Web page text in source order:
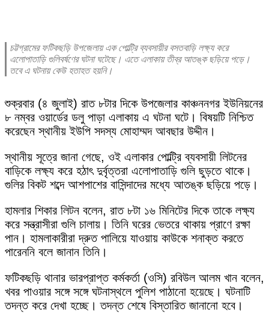
চট্টগ্রামের ফটিকছড়ি উপজেলায় এক পোল্ট্রি ব্যবসায়ীর বসতবাড়ি লক্ষ্য করে
এলোপাতাড়ি গুলিবর্ষণের ঘটনা ঘটেছে। এতে এলাকায় তীব্র আতঙ্ক ছড়িয়ে পড়ে।
তবে এ ঘটনায় কেউ হতাহত হয়নি।
শুক্রবার (৪ জুলাই) রাত ৮টার দিকে উপজেলার কাঞ্চননগর ইউনিয়নের
৮ নম্বর ওয়ার্ডের ডলু পাড়া এলাকায় এ ঘটনা ঘটে। বিষয়টি নিশ্চিত
করেছেন স্থানীয় ইউপি সদস্য মোহাম্মদ আবছার উদ্দীন।
স্থানীয় সূত্রে জানা গেছে, ওই এলাকার পোল্ট্রি ব্যবসায়ী লিটনের
বাড়িকে লক্ষ্য করে হঠাৎ দুর্বৃত্তরা এলোপাতাড়ি গুলি ছুড়তে থাকে।
গুলির বিকট শব্দে আশপাশের বাসিন্দাদের মধ্যে আতঙ্ক ছড়িয়ে পড়ে।
হামলার শিকার লিটন বলেন, রাত ৮টা ১৬ মিনিটের দিকে তাকে লক্ষ্য
করে সন্ত্রাসীরা গুলি চালায়। তিনি ঘরের ভেতরে থাকায় প্রাণে রক্ষা
পান। হামলাকারীরা দ্রুত পালিয়ে যাওয়ায় কাউকে শনাক্ত করতে
পারেননি বলে জানান তিনি।
ফটিকছড়ি থানার ভারপ্রাপ্ত কর্মকর্তা (ওসি) রবিউল আলম খান বলেন,
খবর পাওয়ার সঙ্গে সঙ্গে ঘটনাস্থলে পুলিশ পাঠানো হয়েছে। ঘটনাটি
তদন্ত করে দেখা হচ্ছে। তদন্ত শেষে বিস্তারিত জানানো হবে।